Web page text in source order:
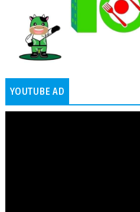
YOUTUBE AD